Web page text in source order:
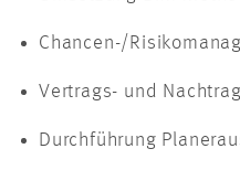
Chancen-/
Vertrags- und
Durchführung